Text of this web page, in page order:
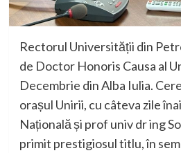
Rectorul Universității din
de Doctor Honoris Causa al
Decembrie din Alba Iulia.
orașul Unirii, cu câteva zile
Națională și prof univ dr ing
primit prestigiosul titlu,în